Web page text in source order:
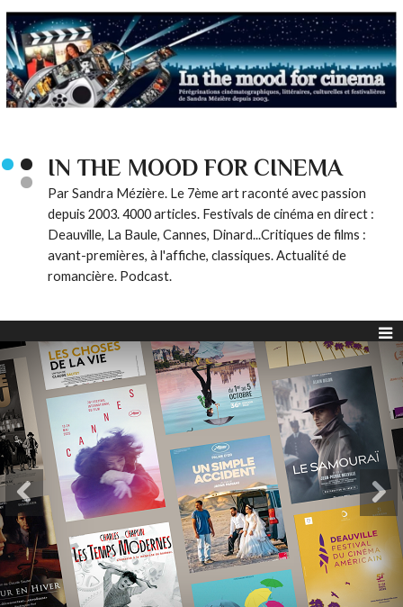
IN THE MOOD FOR CINEMA
Par Sandra Mézière. Le 7ème art raconté avec passion
depuis 2003. 4000 articles. Festivals de cinéma en direct :
Deauville, La Baule, Cannes, Dinard...Critiques de films :
avant-premières, à l'affiche, classiques. Actualité de
romancière. Podcast.